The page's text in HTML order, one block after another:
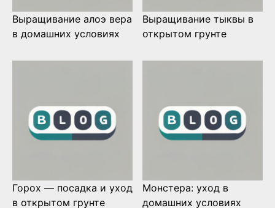
Выращивание алоэ вера
в домашних условиях
Выращивание тыквы в
открытом грунте
Горох — посадка и уход
в открытом грунте
Монстера: уход в
домашних условиях